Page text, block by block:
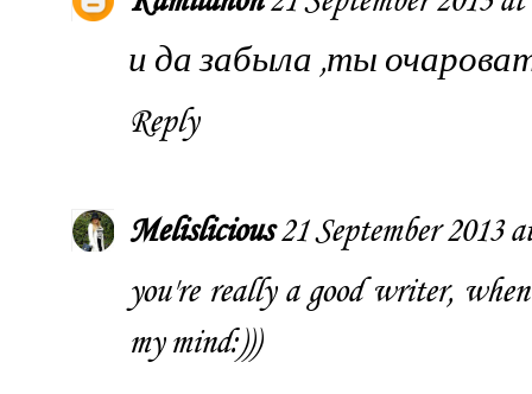
и да забыла ,ты
Reply
Melislicious 21 September 2013
you're really a good writer,
my mind:)))